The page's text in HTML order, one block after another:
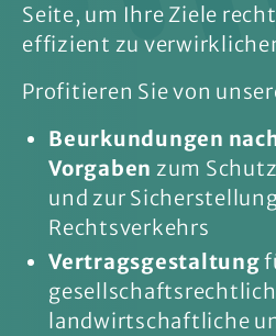
Seite, um Ihre Ziele
effizient zu
Profitieren Sie von
Beurkundungen
Vorgaben zum
und zur
Rechtsverkehrs
Vertragsgestaltung
landwirtschaftliche